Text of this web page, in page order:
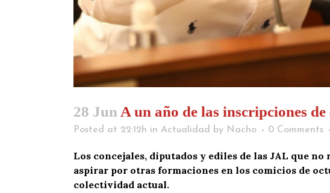
28 Jun A un año de las inscripciones
Posted at 22:12h in Actualidad by Nacho 0 Comments
Los concejales, diputados y ediles de las JAL que
aspirar por otras formaciones en los comicios de
colectividad actual.